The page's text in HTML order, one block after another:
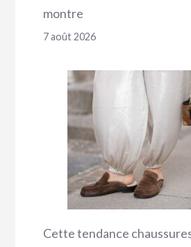
montre
7 août 2026
Cette tendance